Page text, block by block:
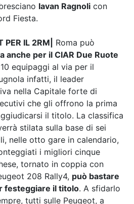
Iavan Ragnoli con
Fiesta.
PER IL 2RM|
Roma può
anche per il CIAR Due Ruote
equipaggi al via per il
infatti, il leader
nella Capitale forte di
che gli offrono la prima
il titolo. La classifica
stilata sulla base di sei
nelle otto gare in calendario,
i migliori cinque
tornato in coppia con
208 Rally4, può bastare
festeggiare il titolo. A sfidarlo
tutti sulle Peugeot, a